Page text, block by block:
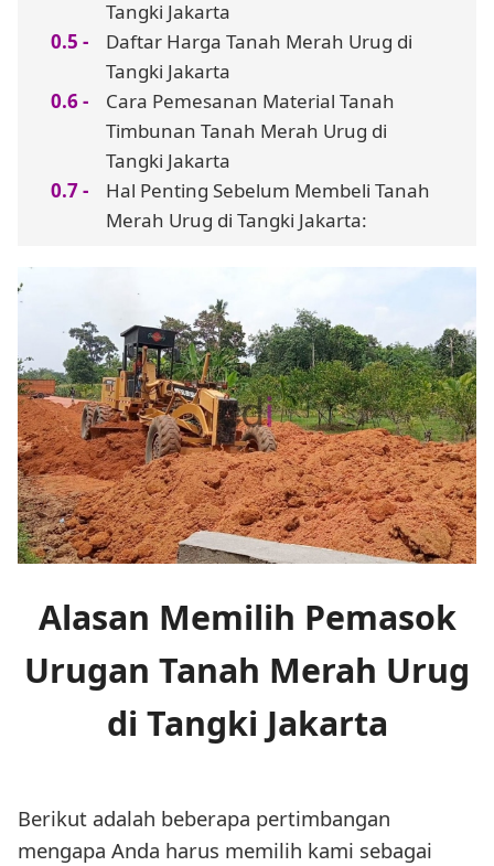
Tangki Jakarta
Daftar Harga Tanah Merah Urug di
Tangki Jakarta
Cara Pemesanan Material Tanah
Timbunan Tanah Merah Urug di
Tangki Jakarta
Hal Penting Sebelum Membeli Tanah
Merah Urug di Tangki Jakarta:
Alasan Memilih Pemasok
Urugan Tanah Merah Urug
di Tangki Jakarta
Berikut adalah beberapa pertimbangan
mengapa Anda harus memilih kami sebagai